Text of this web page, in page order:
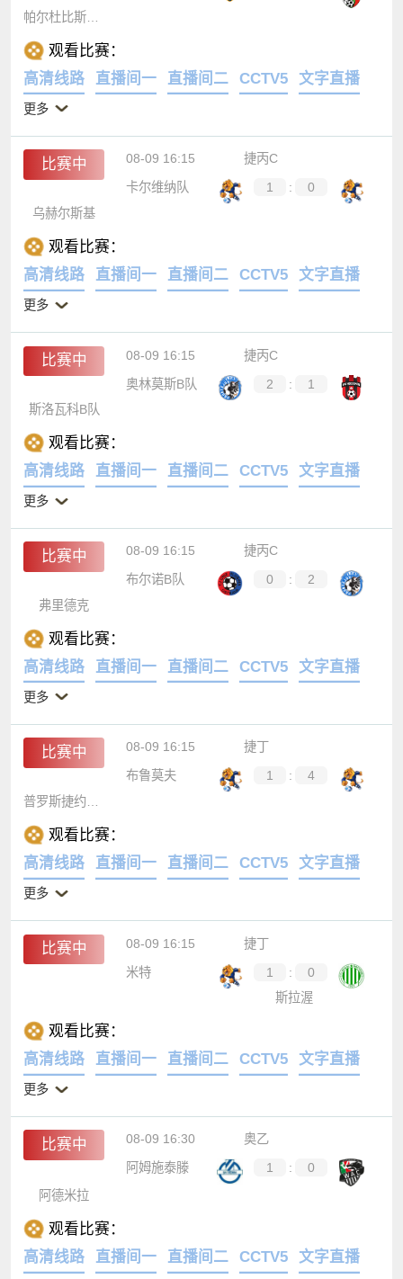
观看比赛：
高清线路
直播间一 直播间二 CCTV5 文字直播
更多
比赛中 08-09 16:15
捷丙C
卡尔维纳队
1 :
0
乌赫尔斯基
观看比赛：
高清线路
直播间一 直播间二 CCTV5 文字直播
更多
比赛中 08-09 16:15
捷丙C
奥林莫斯B队
2 :
1
斯洛瓦科B队
观看比赛：
高清线路
直播间一 直播间二 CCTV5 文字直播
更多
比赛中 08-09 16:15
捷丙C
布尔诺B队
0 :
2
弗里德克
观看比赛：
高清线路
直播间一 直播间二 CCTV5 文字直播
更多
比赛中 08-09 16:15
捷丁
布鲁莫夫
1 :
4
普罗斯捷约夫B队
观看比赛：
高清线路
直播间一 直播间二 CCTV5 文字直播
更多
比赛中 08-09 16:15
捷丁
米特
1 :
0
斯拉渥
观看比赛：
高清线路
直播间一 直播间二 CCTV5 文字直播
更多
比赛中 08-09 16:30
奥乙
阿姆施泰滕
1 :
0
阿德米拉
观看比赛：
高清线路
直播间一 直播间二 CCTV5 文字直播